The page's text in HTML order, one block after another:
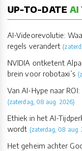
UP-TO-DATE AI
AI-Videorevolutie:
regels verandert
NVIDIA ontketent
brein voor robotaxi’s
Van AI-Hype naar
(zaterdag, 08 aug. 2026)
Ethiek in het AI-
wordt (zaterdag, 08 aug.
Het geheim achter